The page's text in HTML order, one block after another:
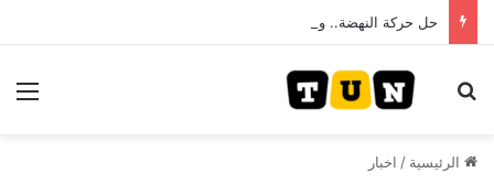
بحث عن
الرئيسية / اخبار